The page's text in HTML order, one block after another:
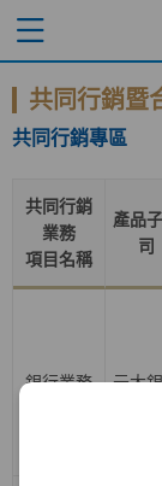
共同行銷暨
共同行銷專區
共同行銷
業務
項目名稱
產品
司
銀行業務 元大